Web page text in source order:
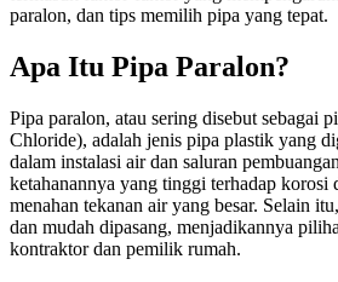
paralon, dan tips memilih pipa yang tepat.
Apa Itu Pipa Paralon?
Pipa paralon, atau sering disebut sebagai
Chloride), adalah jenis pipa plastik yang
dalam instalasi air dan saluran
ketahanannya yang tinggi terhadap korosi
menahan tekanan air yang besar. Selain
dan mudah dipasang, menjadikannya
kontraktor dan pemilik rumah.